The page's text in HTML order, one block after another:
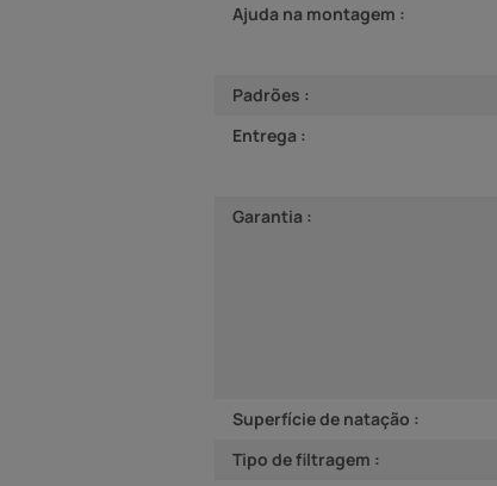
Ajuda na montagem :
Padrões :
Entrega :
Garantia :
Superfície de natação :
Tipo de filtragem :